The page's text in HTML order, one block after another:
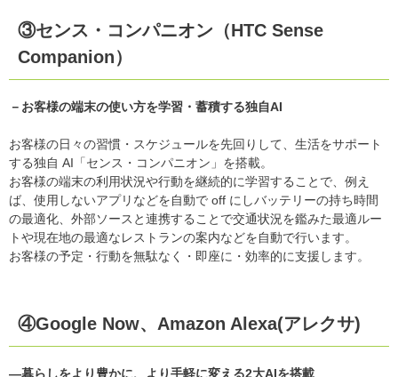
③センス・コンパニオン（HTC Sense
Companion）
－お客様の端末の使い方を学習・蓄積する独自AI
お客様の日々の習慣・スケジュールを先回りして、生活をサポート
する独自 AI「センス・コンパニオン」を搭載。
お客様の端末の利用状況や行動を継続的に学習することで、例え
ば、使用しないアプリなどを自動で off にしバッテリーの持ち時間
の最適化、外部ソースと連携することで交通状況を鑑みた最適ルー
トや現在地の最適なレストランの案内などを自動で行います。
お客様の予定・行動を無駄なく・即座に・効率的に支援します。
④Google Now、Amazon Alexa(アレクサ)
―暮らしをより豊かに、より手軽に変える2大AIを搭載